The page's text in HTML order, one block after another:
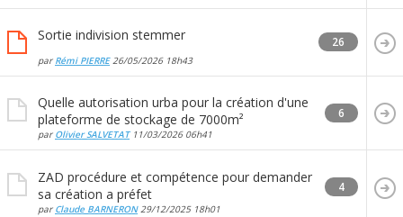
Sortie indivision stemmer
par Rémi PIERRE26/05/2026 18h43
26
Quelle autorisation urba pour la création d'une
plateforme de stockage de 7000m²
par Olivier SALVETAT11/03/2026 06h41
6
ZAD procédure et compétence pour demander
sa création a préfet
par Claude BARNERON29/12/2025 18h01
4